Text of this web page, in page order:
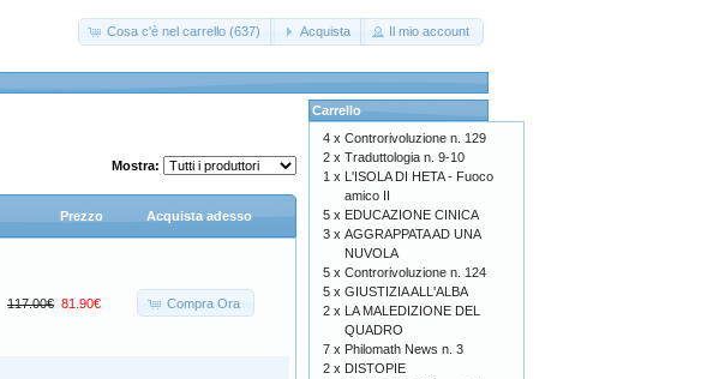
Cosa c'è nel carrello (637) Acquista Il mio account
Mostra:
Prezzo Acquista adesso
117.00€ 81.90€ Compra Ora
Carrello
4 x Controrivoluzione n. 129
2 x Traduttologia n. 9-10
1 x L'ISOLA DI HETA - Fuoco
amico II
5 x EDUCAZIONE CINICA
3 x AGGRAPPATA AD UNA
NUVOLA
5 x Controrivoluzione n. 124
5 x GIUSTIZIA ALL'ALBA
2 x LA MALEDIZIONE DEL
QUADRO
7 x Philomath News n. 3
2 x DISTOPIE